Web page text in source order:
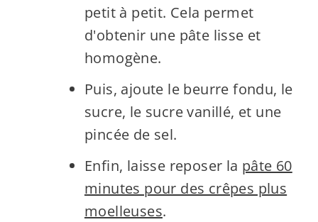
petit à petit. Cela permet
d'obtenir une pâte lisse et
homogène.
Puis, ajoute le beurre fondu, le
sucre, le sucre vanillé, et une
pincée de sel.
Enfin, laisse reposer la pâte 60
minutes pour des crêpes plus
moelleuses.